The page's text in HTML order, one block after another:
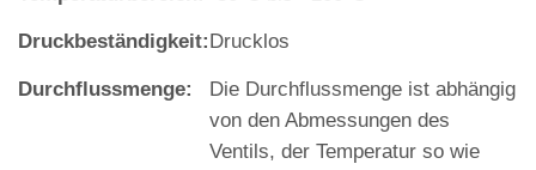
Druckbeständigkeit:Drucklos
Durchflussmenge:
Die Durchflussmenge ist abhängig
von den Abmessungen des
Ventils, der Temperatur so wie